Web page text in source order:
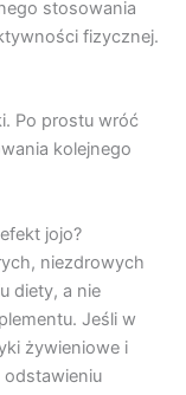
stosowania
fizycznej.
Po prostu wróć
kolejnego
jojo?
niezdrowych
diety, a nie
Jeśli w
żywieniowe i
odstawieniu